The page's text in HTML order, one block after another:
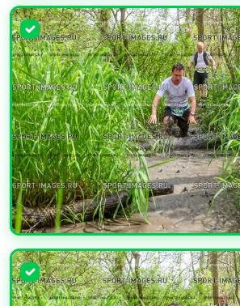
УВЕЛИЧИТЬ
УВЕЛИЧИТЬ